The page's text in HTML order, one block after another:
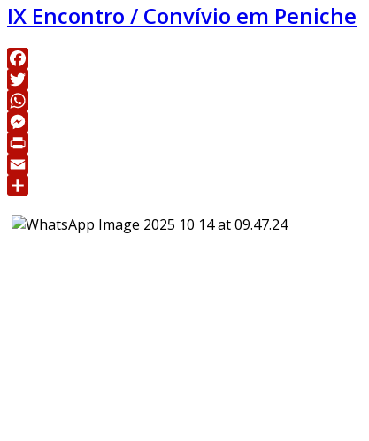
IX Encontro / Convívio em Peniche
Facebook
Twitter
WhatsApp
Messenger
Print
Email